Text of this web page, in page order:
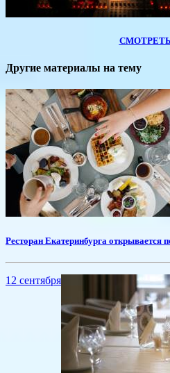
Другие материалы на тему
Ресторан Екатеринбурга открывается
12 сентября